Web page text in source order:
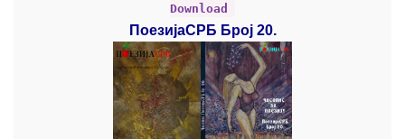
Download
ПоезијаСРБ Број 20.